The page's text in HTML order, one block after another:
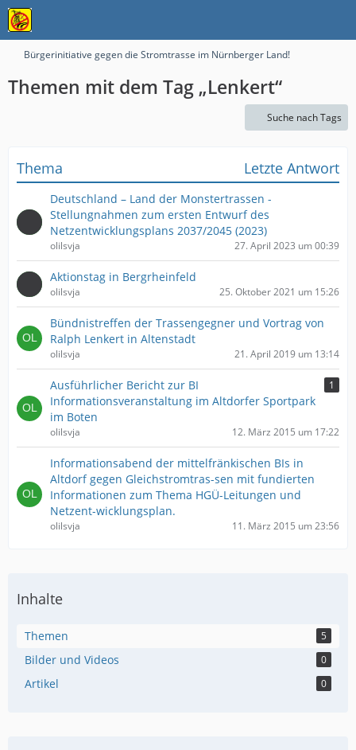
Bürgerinitiative gegen die Stromtrasse im Nürnberger Land!
Themen mit dem Tag „Lenkert“
Suche nach Tags
Thema Letzte Antwort
Deutschland – Land der Monstertrassen -
Stellungnahmen zum ersten Entwurf des
Netzentwicklungsplans 2037/2045 (2023)
olilsvja 27. April 2023 um 00:39
Aktionstag in Bergrheinfeld
olilsvja 25. Oktober 2021 um 15:26
Bündnistreffen der Trassengegner und Vortrag von
Ralph Lenkert in Altenstadt
olilsvja 21. April 2019 um 13:14
Ausführlicher Bericht zur BI
Informationsveranstaltung im Altdorfer Sportpark
im Boten
1
olilsvja 12. März 2015 um 17:22
Informationsabend der mittelfränkischen BIs in
Altdorf gegen Gleichstromtras-sen mit fundierten
Informationen zum Thema HGÜ-Leitungen und
Netzent-wicklungsplan.
olilsvja 11. März 2015 um 23:56
Inhalte
Themen 5
Bilder und Videos 0
Artikel 0